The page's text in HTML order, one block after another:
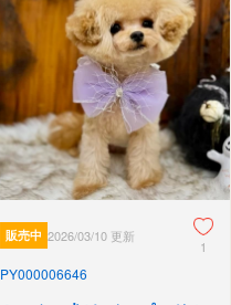
販売中 2026/03/10 更新
1
PY000006646